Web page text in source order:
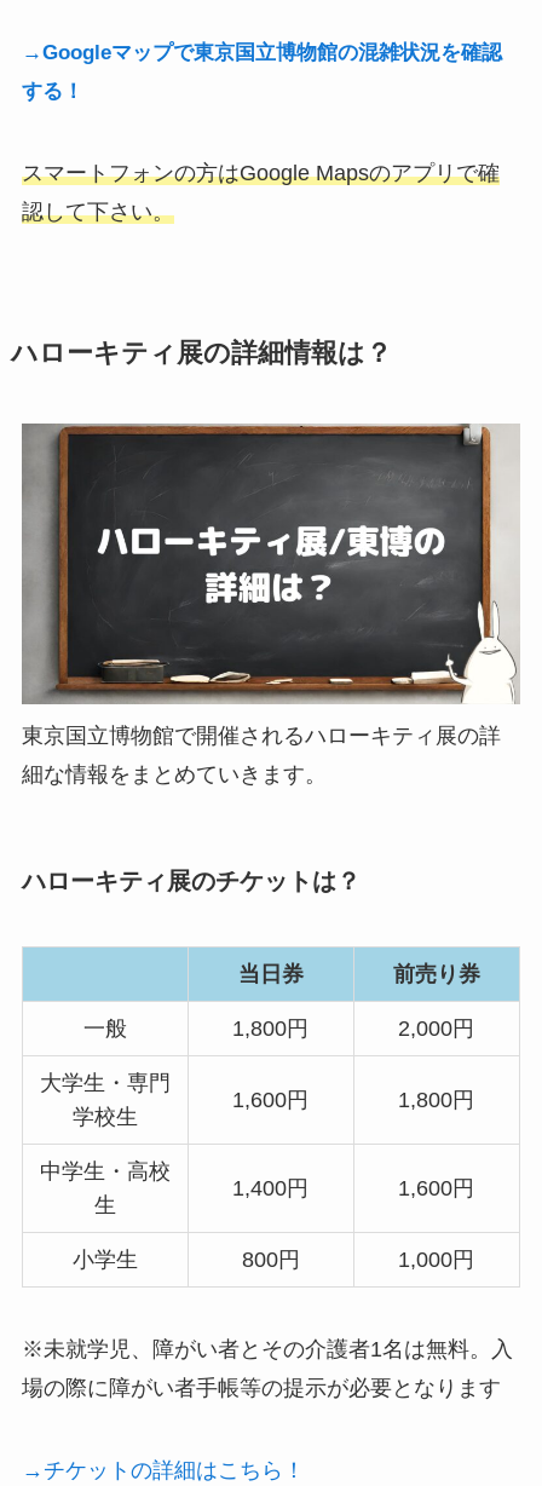
→Googleマップで東京国立博物館の混雑状況を確認
する！
スマートフォンの方はGoogle Mapsのアプリで確
認して下さい。
ハローキティ展の詳細情報は？
東京国立博物館で開催されるハローキティ展の詳
細な情報をまとめていきます。
ハローキティ展のチケットは？
当日券 前売り券
一般 1,800円 2,000円
大学生・専門
学校生
1,600円 1,800円
中学生・高校
生
1,400円 1,600円
小学生 800円 1,000円
※未就学児、障がい者とその介護者1名は無料。入
場の際に障がい者手帳等の提示が必要となります
→チケットの詳細はこちら！